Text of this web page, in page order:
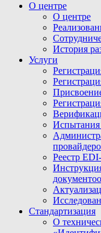
О центре
О центре
История
Услуги
Реестр
Стандартизация
О